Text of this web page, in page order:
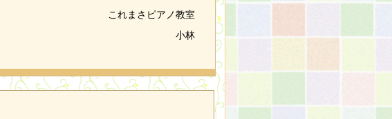
これまさピアノ教室
小林